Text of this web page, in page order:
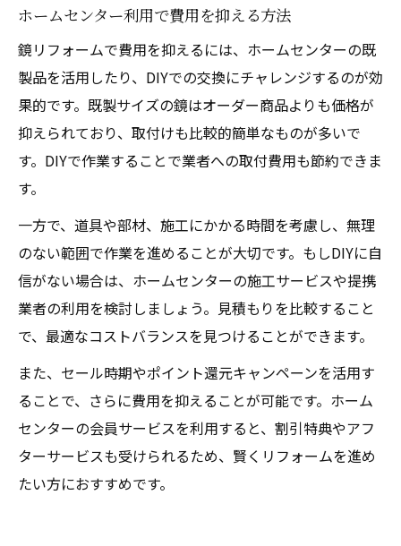
ホームセンター利用で費用を抑える方法
鏡リフォームで費用を抑えるには、ホームセンターの既
製品を活用したり、DIYでの交換にチャレンジするのが効
果的です。既製サイズの鏡はオーダー商品よりも価格が
抑えられており、取付けも比較的簡単なものが多いで
す。DIYで作業することで業者への取付費用も節約できま
す。
一方で、道具や部材、施工にかかる時間を考慮し、無理
のない範囲で作業を進めることが大切です。もしDIYに自
信がない場合は、ホームセンターの施工サービスや提携
業者の利用を検討しましょう。見積もりを比較すること
で、最適なコストバランスを見つけることができます。
また、セール時期やポイント還元キャンペーンを活用す
ることで、さらに費用を抑えることが可能です。ホーム
センターの会員サービスを利用すると、割引特典やアフ
ターサービスも受けられるため、賢くリフォームを進め
たい方におすすめです。